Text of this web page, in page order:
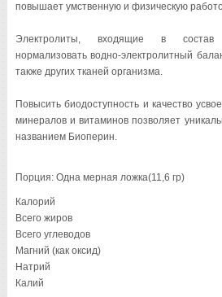
повышает умственную и физическую
Электролиты, входящие в состав
нормализовать водно-электролитный
также других тканей организма.
Повысить биодоступность и качество
минералов и витаминов позволяет
названием Биоперин.
Порция: Одна мерная ложка(11,6 гр)
Калорий
Всего жиров
Всего углеводов
Магний (как оксид)
Натрий
Калий